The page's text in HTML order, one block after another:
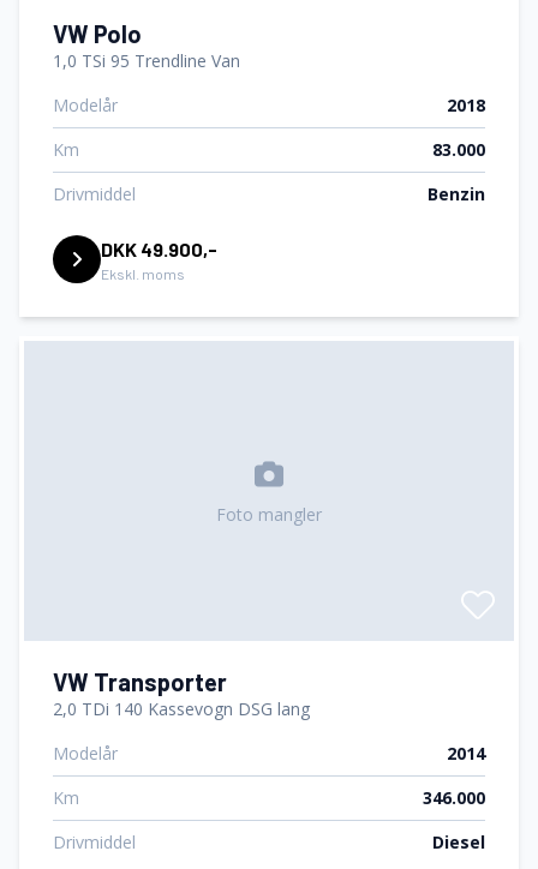
VW Polo
1,0 TSi 95 Trendline Van
Modelår
2018
Km
83.000
Drivmiddel
Benzin
DKK 49.900,-
Ekskl. moms
Foto mangler
VW Transporter
2,0 TDi 140 Kassevogn DSG lang
Modelår
2014
Km
346.000
Drivmiddel
Diesel